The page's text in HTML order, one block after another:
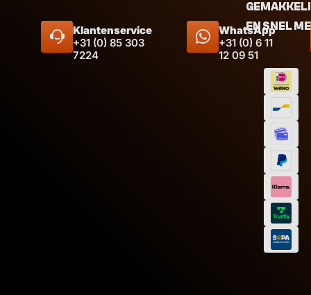
Klantenservice
+31 (0) 85 303
7224
WhatsApp
+31 (0) 6 11
12 09 51
EN SNEL